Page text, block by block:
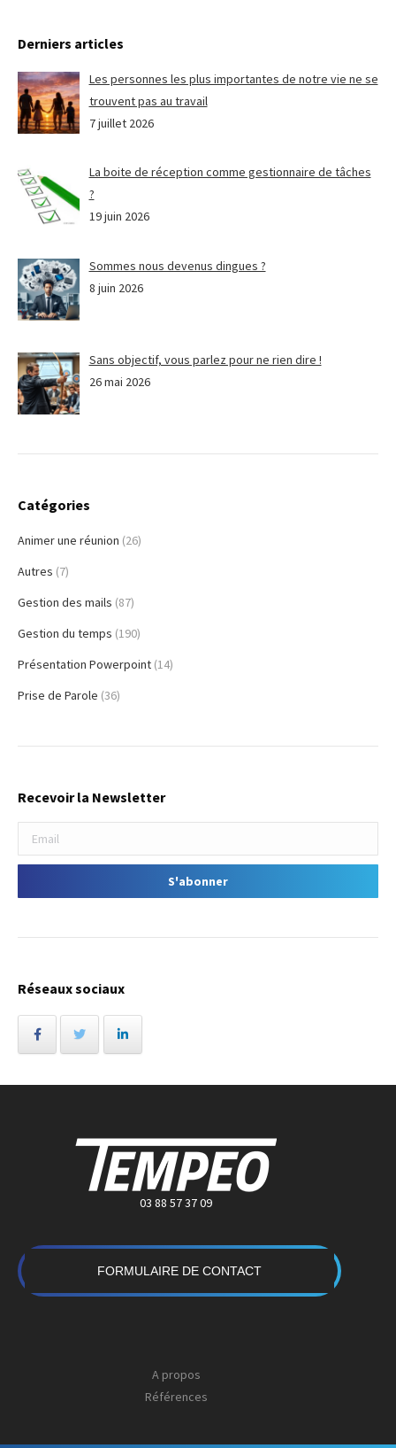
Derniers articles
Les personnes les plus importantes de notre vie ne se
trouvent pas au travail
7 juillet 2026
La boite de réception comme gestionnaire de tâches
?
19 juin 2026
Sommes nous devenus dingues ?
8 juin 2026
Sans objectif, vous parlez pour ne rien dire !
26 mai 2026
Catégories
Animer une réunion (26)
Autres (7)
Gestion des mails (87)
Gestion du temps (190)
Présentation Powerpoint (14)
Prise de Parole (36)
Recevoir la Newsletter
Réseaux sociaux
03 88 57 37 09
FORMULAIRE DE CONTACT
A propos
Références